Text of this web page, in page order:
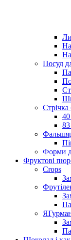
Посуд
Форми
Фруктові
Crops